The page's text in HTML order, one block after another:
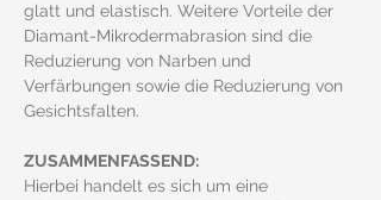
glatt und elastisch. Weitere Vorteile der
Diamant-Mikrodermabrasion sind die
Reduzierung von Narben und
Verfärbungen sowie die Reduzierung von
Gesichtsfalten.
ZUSAMMENFASSEND:
Hierbei handelt es sich um eine